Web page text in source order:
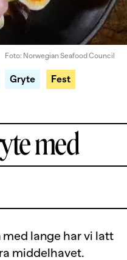
Foto: Norwegian Seafood Council
Gryte Fest
med
lange har vi latt
middelhavet.